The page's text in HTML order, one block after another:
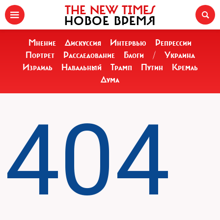
THE NEW TIMES
НОВОЕ ВРЕМЯ
Мнение Дискуссия Интервью
Репрессии
Портрет
Расследование Блоги /
Украина
Израиль
Навальный Трамп Путин
Кремль
Дума
404